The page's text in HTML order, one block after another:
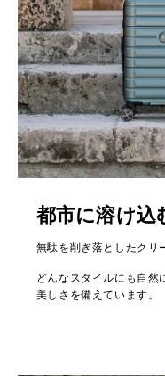
都市に溶け込
無駄を削ぎ落としたクリ
どんなスタイルにも自然
美しさを備えています。